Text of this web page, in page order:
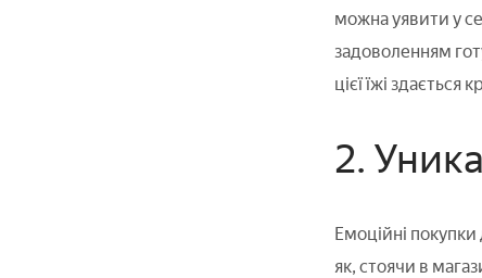
можна уявити у
задоволенням
цієї їжі
2.
Емоційні
як, стоячи в